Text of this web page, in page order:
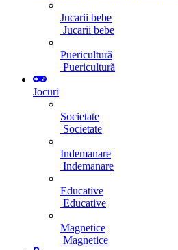
Jucarii bebe
Jucarii bebe
Puericultură
Puericultură
Jocuri
Societate
Societate
Indemanare
Indemanare
Educative
Educative
Magnetice
Magnetice